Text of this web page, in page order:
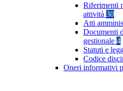
Riferimenti
attività 30
Atti
Documenti
gestionale 4
Statuti e
Codice
Oneri informativi